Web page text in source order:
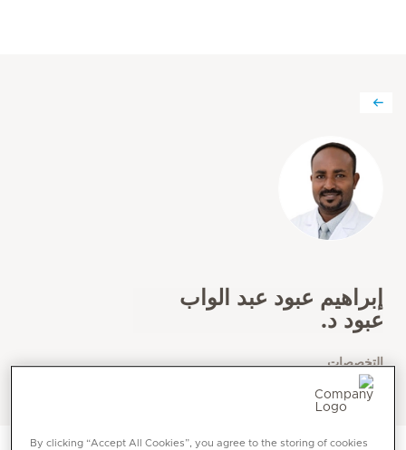
إبراهيم عبود عبد الواب
عبود د.
التخصصات
الطب الباطني
By clicking “Accept All Cookies”, you agree to the storing of cookies